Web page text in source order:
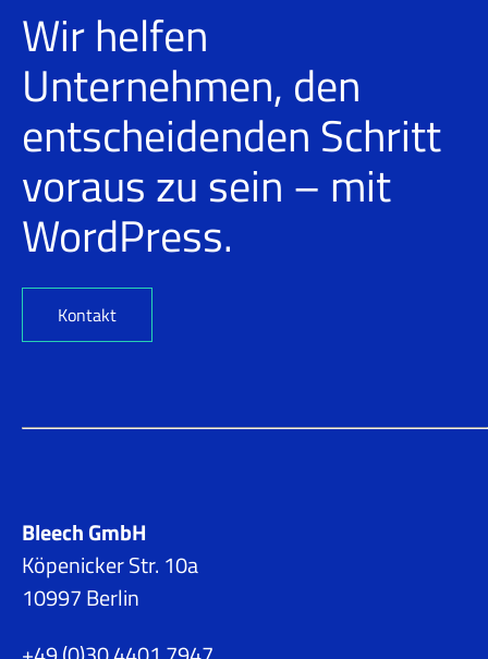
Wir helfen
Unternehmen, den
entscheidenden Schritt
voraus zu sein – mit
WordPress.
Kontakt
Bleech GmbH
Köpenicker Str. 10a
10997 Berlin